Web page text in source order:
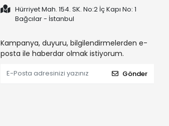
Hürriyet Mah. 154. SK. No:2 İç Kapı No: 1
Bağcılar - İstanbul
Kampanya, duyuru, bilgilendirmelerden e-
posta ile haberdar olmak istiyorum.
Gönder